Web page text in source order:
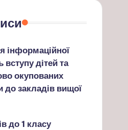
інформаційної
вступу дітей та
окупованих
до закладів вищої
до 1 класу